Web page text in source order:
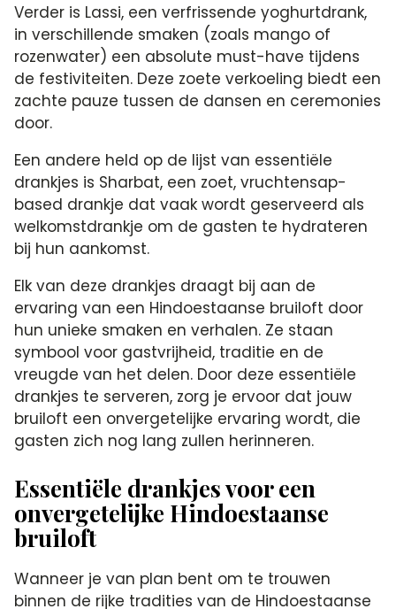
Verder is Lassi, een verfrissende yoghurtdrank,
in verschillende smaken (zoals mango of
rozenwater) een absolute must-have tijdens
de festiviteiten. Deze zoete verkoeling biedt een
zachte pauze tussen de dansen en ceremonies
door.
Een andere held op de lijst van essentiële
drankjes is Sharbat, een zoet, vruchtensap-
based drankje dat vaak wordt geserveerd als
welkomstdrankje om de gasten te hydrateren
bij hun aankomst.
Elk van deze drankjes draagt bij aan de
ervaring van een Hindoestaanse bruiloft door
hun unieke smaken en verhalen. Ze staan
symbool voor gastvrijheid, traditie en de
vreugde van het delen. Door deze essentiële
drankjes te serveren, zorg je ervoor dat jouw
bruiloft een onvergetelijke ervaring wordt, die
gasten zich nog lang zullen herinneren.
Essentiële drankjes voor een
onvergetelijke Hindoestaanse
bruiloft
Wanneer je van plan bent om te trouwen
binnen de rijke tradities van de Hindoestaanse